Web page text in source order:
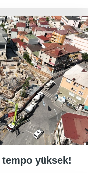
tempo yüksek!